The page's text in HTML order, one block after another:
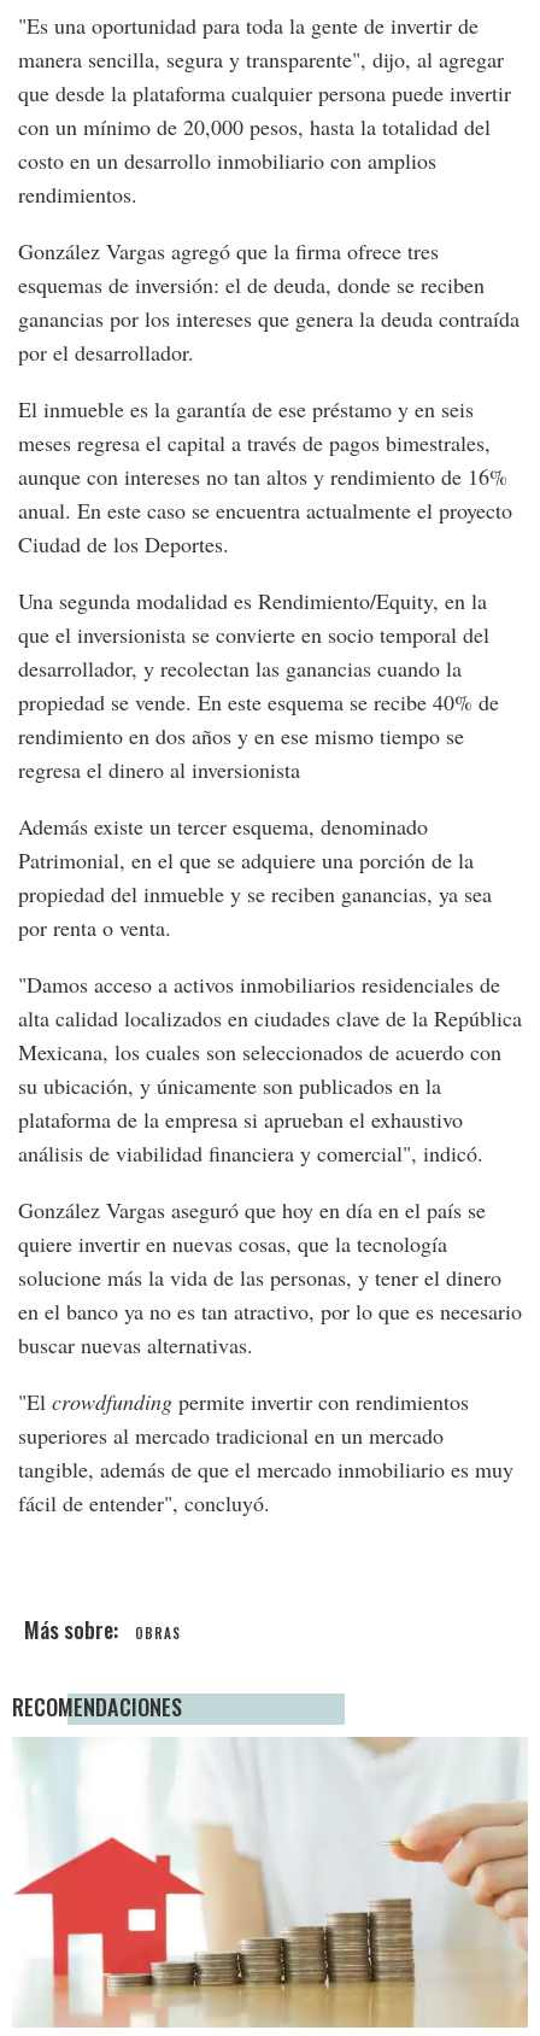
"Es una oportunidad para toda la gente de invertir de
manera sencilla, segura y transparente", dijo, al agregar
que desde la plataforma cualquier persona puede invertir
con un mínimo de 20,000 pesos, hasta la totalidad del
costo en un desarrollo inmobiliario con amplios
rendimientos.
González Vargas agregó que la firma ofrece tres
esquemas de inversión: el de deuda, donde se reciben
ganancias por los intereses que genera la deuda contraída
por el desarrollador.
El inmueble es la garantía de ese préstamo y en seis
meses regresa el capital a través de pagos bimestrales,
aunque con intereses no tan altos y rendimiento de 16%
anual. En este caso se encuentra actualmente el proyecto
Ciudad de los Deportes.
Una segunda modalidad es Rendimiento/Equity, en la
que el inversionista se convierte en socio temporal del
desarrollador, y recolectan las ganancias cuando la
propiedad se vende. En este esquema se recibe 40% de
rendimiento en dos años y en ese mismo tiempo se
regresa el dinero al inversionista
Además existe un tercer esquema, denominado
Patrimonial, en el que se adquiere una porción de la
propiedad del inmueble y se reciben ganancias, ya sea
por renta o venta.
"Damos acceso a activos inmobiliarios residenciales de
alta calidad localizados en ciudades clave de la República
Mexicana, los cuales son seleccionados de acuerdo con
su ubicación, y únicamente son publicados en la
plataforma de la empresa si aprueban el exhaustivo
análisis de viabilidad financiera y comercial", indicó.
González Vargas aseguró que hoy en día en el país se
quiere invertir en nuevas cosas, que la tecnología
solucione más la vida de las personas, y tener el dinero
en el banco ya no es tan atractivo, por lo que es necesario
buscar nuevas alternativas.
"El crowdfunding permite invertir con rendimientos
superiores al mercado tradicional en un mercado
tangible, además de que el mercado inmobiliario es muy
fácil de entender", concluyó.
OBRAS
RECOMENDACIONES